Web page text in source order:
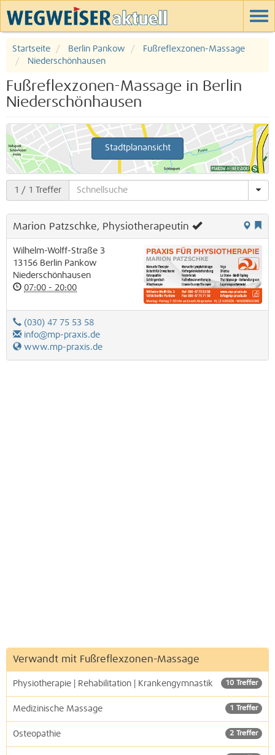
Startseite Berlin Pankow
Fußreflexzonen-Massage
Niederschönhausen
Fußreflexzonen-Massage in Berlin
Niederschönhausen
Stadtplanansicht
1 / 1 Treffer
Marion Patzschke, Physiotherapeutin
Wilhelm-Wolff-Straße 3
13156 Berlin Pankow
Niederschönhausen
07:00 - 20:00
(030) 47 75 53 58
info@mp-praxis.de
www.mp-praxis.de
Verwandt mit Fußreflexzonen-Massage
10 Treffer
Physiotherapie | Rehabilitation | Krankengymnastik
1 Treffer
Medizinische Massage
2 Treffer
Osteopathie